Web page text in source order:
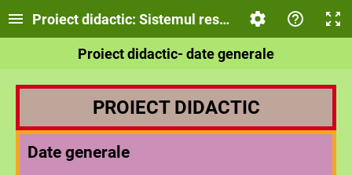
Proiect didactic: Sistemul respirator
Proiect didactic- date generale
PROIECT DIDACTIC
Date generale